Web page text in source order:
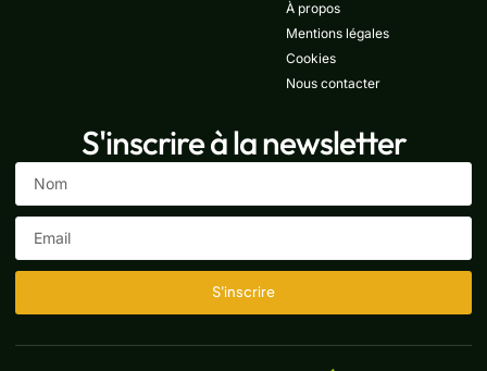
À propos
Mentions légales
Cookies
Nous contacter
S'inscrire à la newsletter
S'inscrire